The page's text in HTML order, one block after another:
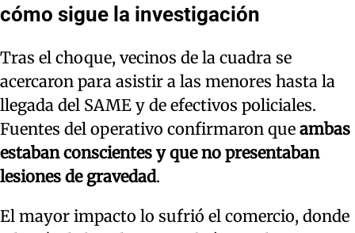
cómo sigue la investigación
Tras el choque, vecinos de la cuadra se
acercaron para asistir a las menores hasta la
llegada del SAME y de efectivos policiales.
Fuentes del operativo confirmaron que ambas
estaban conscientes y que no presentaban
lesiones de gravedad.
El mayor impacto lo sufrió el comercio, donde